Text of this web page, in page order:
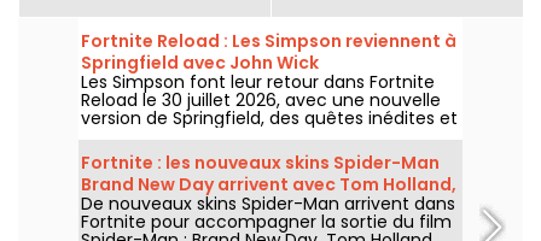
Fortnite Reload : Les Simpson reviennent à
Springfield avec John Wick
Les Simpson font leur retour dans Fortnite
Reload le 30 juillet 2026, avec une nouvelle
version de Springfield, des quêtes inédites et
un crossover avec John Wick. La mise à jour
ajoute plusieurs lieux emblématiques, un
style spécial pour le célèbre assassin et de
nouveaux éléments de gameplay.
Fortnite : les nouveaux skins Spider-Man
Brand New Day arrivent avec Tom Holland,
Hulk et le Punisher
De nouveaux skins Spider-Man arrivent dans
Fortnite pour accompagner la sortie du film